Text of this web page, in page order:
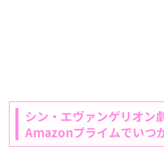
シン・エヴァンゲリオン
Amazonプライムでいつ